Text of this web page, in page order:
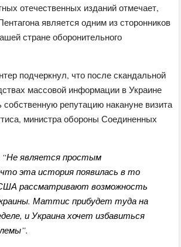
отечественных изданий отмечает,
является одним из сторонников
стране оборонительного
подчеркнул, что после скандальной
массовой информации в Украине
репутацию накануне визита
министра обороны Соединенных
является простым
эта история появилась в то
рассматривают возможность
Маттис прибудет туда на
и Украина хочет избавиться